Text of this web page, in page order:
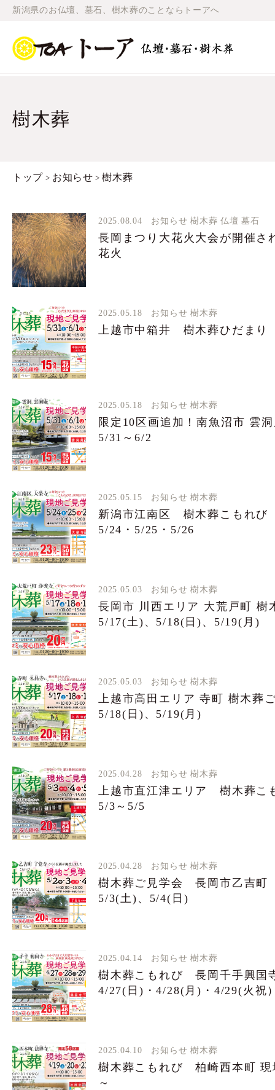
新潟県のお仏壇、墓石、樹木葬のことならトーアへ
樹木葬
トップ > お知らせ >樹木葬
2025.08.04 お知らせ 樹木葬 仏壇 墓石
長岡まつり大花火大会が開催
花火
2025.05.18 お知らせ 樹木葬
上越市中箱井 樹木葬ひだま
2025.05.18 お知らせ 樹木葬
限定10区画追加！南魚沼市 雲
5/31～6/2
2025.05.15 お知らせ 樹木葬
新潟市江南区 樹木葬こもれ
5/24・5/25・5/26
2025.05.03 お知らせ 樹木葬
長岡市 川西エリア 大荒戸町
5/17(土)、5/18(日)、5/19(月)
2025.05.03 お知らせ 樹木葬
上越市高田エリア 寺町 樹木葬
5/18(日)、5/19(月)
2025.04.28 お知らせ 樹木葬
上越市直江津エリア 樹木葬こ
5/3～5/5
2025.04.28 お知らせ 樹木葬
樹木葬ご見学会 長岡市乙吉
5/3(土)、5/4(日)
2025.04.14 お知らせ 樹木葬
樹木葬こもれび 長岡千手興
4/27(日)・4/28(月)・4/29(火祝
2025.04.10 お知らせ 樹木葬
樹木葬こもれび 柏崎西本町
～